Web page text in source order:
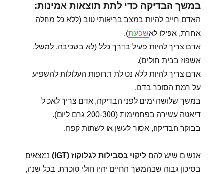
במשך הבדיקה כדי לתת תוצאות אמינות:
האדם חייב להיות במצב בריאותי טוב (ללא כל מחלה
אחרת, אפילו לאשפעת).
אדם צריך להיות פעיל בדרך כלל (לא בשכיבה, למשל,
אשפוז בבית חולים).
אדם צריך להיות ללא נטילת תרופות העלולות להשפיע
על רמת הסוכר בדם.
במשך שלושה ימים לפני הבדיקה, אדם צריך לאכול
דיאטה עשירה בפחמימות (200-300 גרם ליום).
בבוקר הבדיקה, אסור לעשן או לשתות קפה.
אנשים שיש להם ליקוי בסבילות לגלוקוז (IGT)
נמצאים
בסיכון גבוה שבהמשך החיים יהיו חולי סוכרת. בכל שנה,